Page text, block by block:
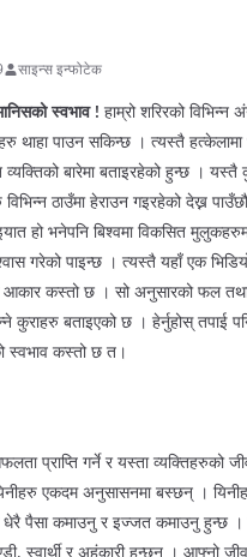
साइन्स इन्फोटेक
स्वभाव ! हाम्रो शरिरको विभिन्न
थाहा पाउन सकिन्छ । त्यस्तै
बारेमा बताइरहेको हुन्छ । यस्तै
विभिन्न ठाउँमा हेराउन गइरहेको देख्न
हो भनेपनि बिश्वमा विकसित
गरेको पाइन्छ । त्यस्तै यहाँ एक
आकार कस्तो छ । सो अनुसारको फल तथा
कुराहरु बताइएको छ । हेर्नुहोस् तपाई
स्वभाव कस्तो छ त।
प्राप्ति गर्ने र यस्ता व्यक्तिहरुको
एकदम अनुसासनमा बस्छन् ।
धेरै पैसा कमाउनु र इज्जत कमाउनु हुन्छ ।
स्वार्थी र अहंकारी हुन्छन् । आफ्नो